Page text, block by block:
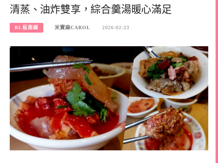
清蒸、油炸雙享，綜合羹湯暖心滿足
BL板南線 米寶麻CAROL 2026-02-23